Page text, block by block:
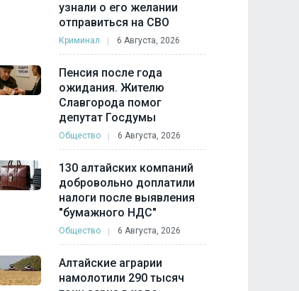
узнали о его желании
отправиться на СВО
Криминал 6 Августа, 2026
Пенсия после года
ожидания. Жителю
Славгорода помог
депутат Госдумы
Общество 6 Августа, 2026
130 алтайских компаний
добровольно доплатили
налоги после выявления
"бумажного НДС"
Общество 6 Августа, 2026
Алтайские аграрии
намолотили 290 тысяч